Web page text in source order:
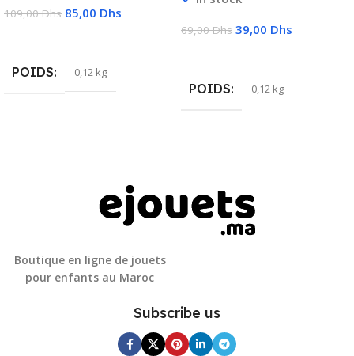
109,00Dhs 85,00 Dhs
POIDS 0,12 kg
69,00Dhs 39,00 Dhs
POIDS 0,12 kg
Boutique en ligne de jouets
pour enfants au Maroc
Subscribe us